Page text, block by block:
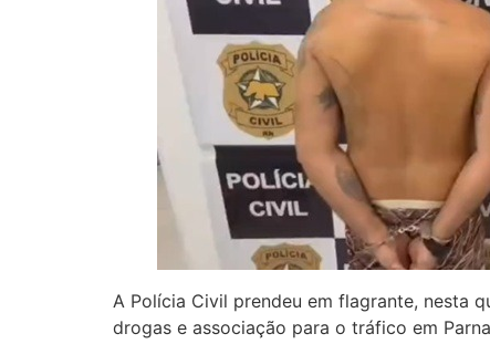
A Polícia Civil prendeu em flagrante, nesta
drogas e associação para o tráfico em